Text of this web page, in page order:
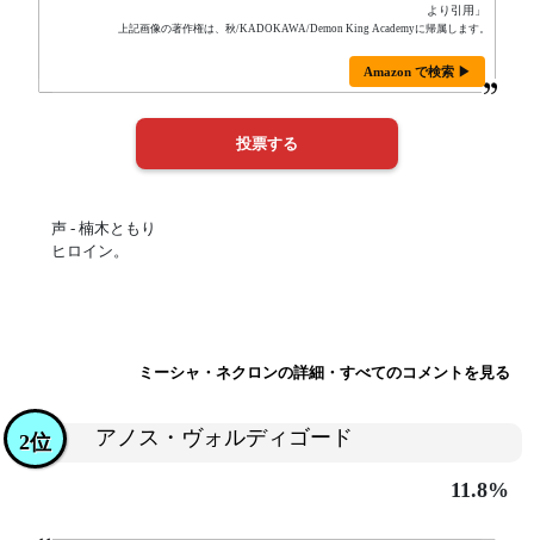
より引用」
上記画像の著作権は、秋/KADOKAWA/Demon King Academyに帰属します。
Amazon で検索 ▶
声 - 楠木ともり
ヒロイン。
ミーシャ・ネクロンの詳細・すべてのコメントを見る
アノス・ヴォルディゴード
2位
11.8%